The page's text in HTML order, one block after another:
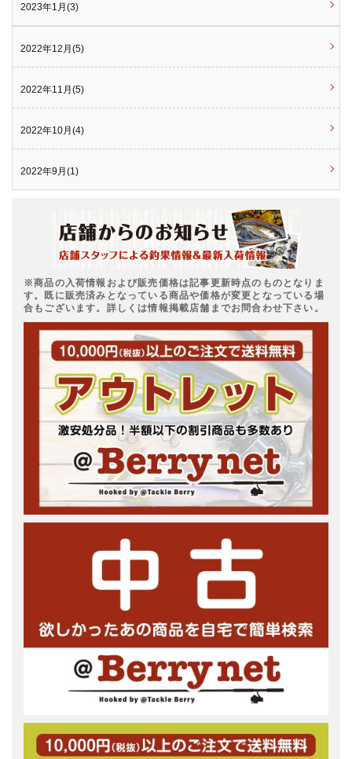
2023年1月(3)
2022年12月(5)
2022年11月(5)
2022年10月(4)
2022年9月(1)
※商品の入荷情報および販売価格は記事更新時点のものとなりま
す。既に販売済みとなっている商品や価格が変更となっている場
合もございます。詳しくは情報掲載店舗までお問合わせ下さい。